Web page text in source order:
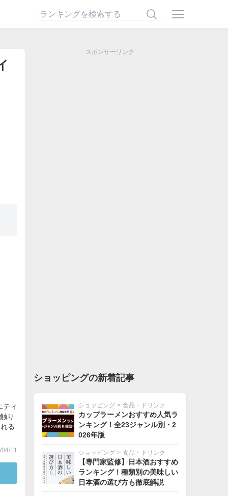
ティ
り
る
04/11
スポンサーリンク
ショッピングの新着記事
ショッピング > 食品・ドリンク
カップラーメンおすすめ人気ラ
ンキング！全23ジャンル別・2
026年版
ショッピング > 食品・ドリンク
【専門家監修】日本酒おすすめ
ランキング！種類別の美味しい
日本酒の選び方も徹底解説